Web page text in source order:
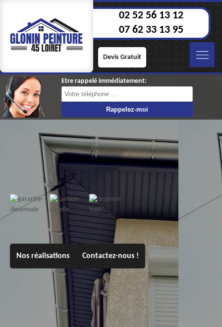
02 52 56 13 12
07 62 33 13 95
Devis Gratuit
Etre rappelé immédiatement:
Nos réalisations Contactez-nous !